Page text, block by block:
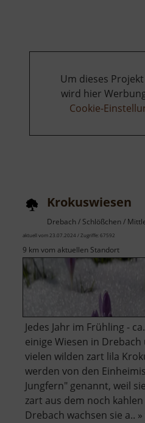
Um dieses
wird hier
Cookie-
Krokuswiesen
Drebach / Schlößchen /
aktuell vom 23.07.2024 / Zugriffe: 67592
9 km vom aktuellen Standort
Jedes Jahr im Frühling -
einige Wiesen in
vielen wilden zart lila
werden von den
Jungfern" genannt, weil
zart aus dem noch
Drebach wachsen sie a.. »